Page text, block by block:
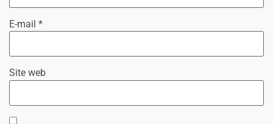
E-mail *
Site web